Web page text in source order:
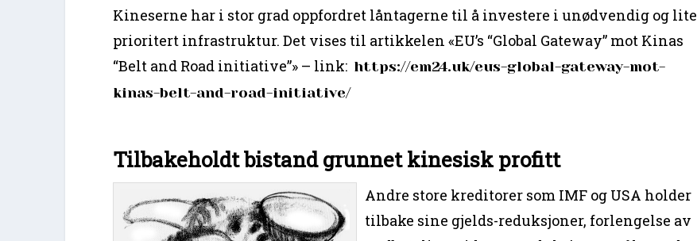
Kineserne har i stor grad oppfordret låntagerne til å investere i unødvendig og lite
prioritert infrastruktur. Det vises til artikkelen «EU’s “Global Gateway” mot Kinas
“Belt and Road initiative”» – link: https://em24.uk/eus-global-gateway-mot-
kinas-belt-and-road-initiative/
Tilbakeholdt bistand grunnet kinesisk profitt
Andre store kreditorer som IMF og USA holder
tilbake sine gjelds-reduksjoner, forlengelse av